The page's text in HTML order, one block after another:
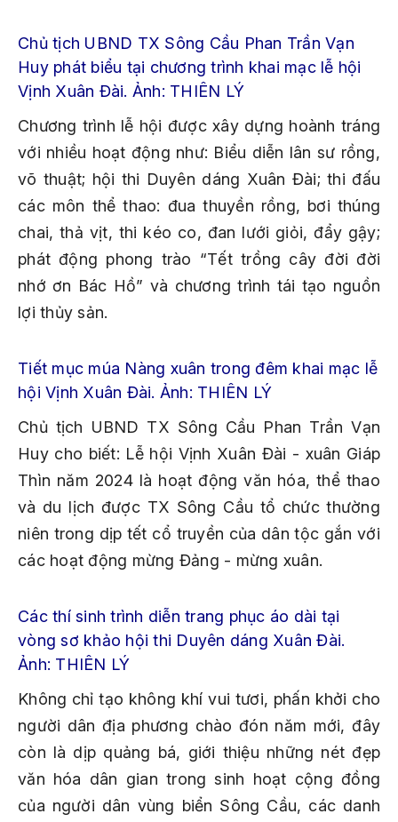
Chủ tịch UBND TX Sông Cầu Phan Trần Vạn
Huy phát biểu tại chương trình khai mạc lễ hội
Vịnh Xuân Đài. Ảnh: THIÊN LÝ
Chương trình lễ hội được xây dựng hoành tráng
với nhiều hoạt động như: Biểu diễn lân sư rồng,
võ thuật; hội thi Duyên dáng Xuân Đài; thi đấu
các môn thể thao: đua thuyền rồng, bơi thúng
chai, thả vịt, thi kéo co, đan lưới giỏi, đẩy gậy;
phát động phong trào “Tết trồng cây đời đời
nhớ ơn Bác Hồ” và chương trình tái tạo nguồn
lợi thủy sản.
Tiết mục múa Nàng xuân trong đêm khai mạc lễ
hội Vịnh Xuân Đài. Ảnh: THIÊN LÝ
Chủ tịch UBND TX Sông Cầu Phan Trần Vạn
Huy cho biết: Lễ hội Vịnh Xuân Đài - xuân Giáp
Thìn năm 2024 là hoạt động văn hóa, thể thao
và du lịch được TX Sông Cầu tổ chức thường
niên trong dịp tết cổ truyền của dân tộc gắn với
các hoạt động mừng Đảng - mừng xuân.
Các thí sinh trình diễn trang phục áo dài tại
vòng sơ khảo hội thi Duyên dáng Xuân Đài.
Ảnh: THIÊN LÝ
Không chỉ tạo không khí vui tươi, phấn khởi cho
người dân địa phương chào đón năm mới, đây
còn là dịp quảng bá, giới thiệu những nét đẹp
văn hóa dân gian trong sinh hoạt cộng đồng
của người dân vùng biển Sông Cầu, các danh